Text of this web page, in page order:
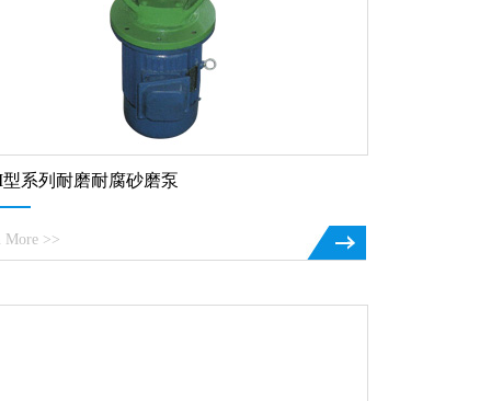
系列耐磨耐腐砂磨泵
More >>